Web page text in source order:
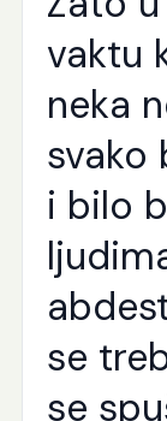
vaktu
neka
svako
i bilo
se
se